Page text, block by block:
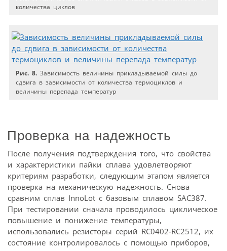
количества циклов
Рис. 8. Зависимость величины прикладываемой силы до
сдвига в зависимости от количества термоциклов и
величины перепада температур
Проверка на надежность
После получения подтверждения того, что свойства
и характеристики пайки сплава удовлетворяют
критериям разработки, следующим этапом является
проверка на механическую надежность. Снова
сравним сплав InnoLot с базовым сплавом SAC387.
При тестировании сначала проводилось циклическое
повышение и понижение температуры,
использовались резисторы серий RC0402‑RC2512, их
состояние контролировалось с помощью приборов,